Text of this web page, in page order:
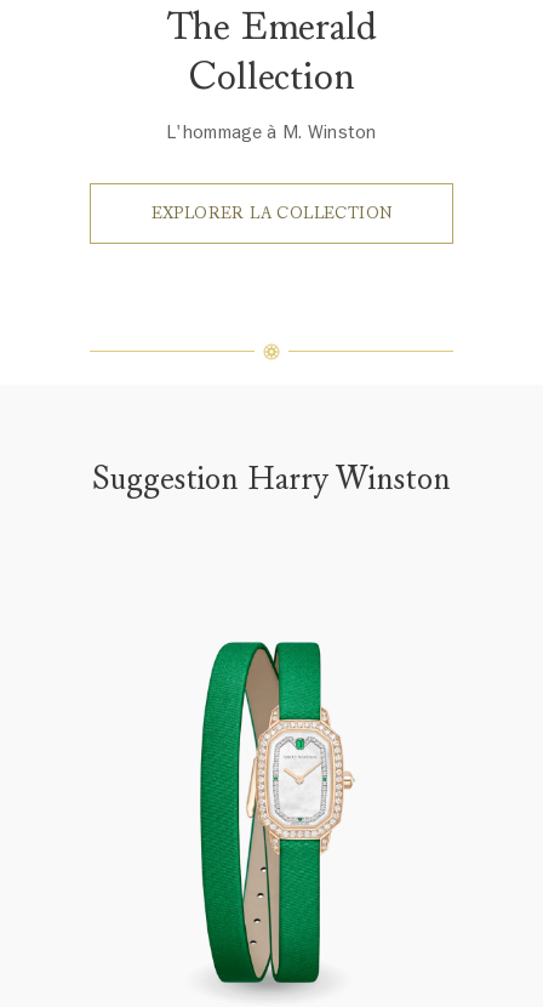
The Emerald
Collection
L'hommage à M. Winston
EXPLORER LA COLLECTION
Suggestion Harry Winston